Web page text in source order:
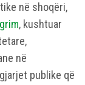
në shoqëri,
, kushtuar
në
publike që